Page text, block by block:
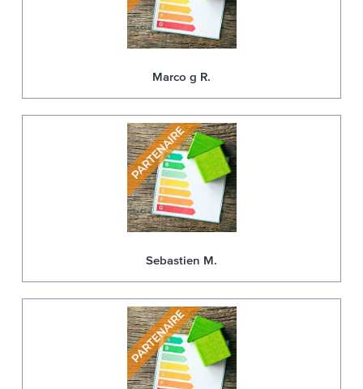
Marco g R.
Sebastien M.